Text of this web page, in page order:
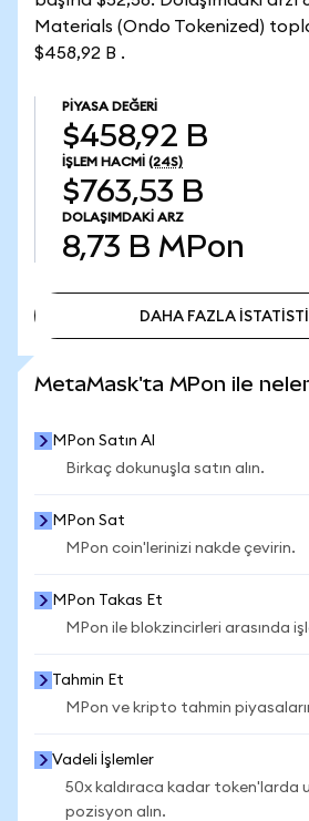
Materials (Ondo Tokenized)
$458,92 B .
PIYASA DEĞERI
$458,92 B
İŞLEM HACMI (24S)
$763,53 B
DOLAŞIMDAKI ARZ
8,73 B MPon
DAHA FAZLA
MetaMask'ta MPon ile neler
MPon Satın Al
Birkaç dokunuşla satın alın.
MPon Sat
MPon coin'lerinizi nakde çevirin.
MPon Takas Et
MPon ile blokzincirleri arasında
Tahmin Et
MPon ve kripto tahmin
Vadeli İşlemler
50x kaldıraca kadar token'larda
pozisyon alın.